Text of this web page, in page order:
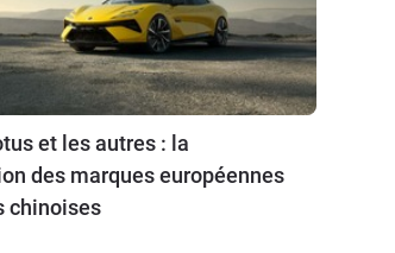
et les autres : la
des marques européennes
chinoises